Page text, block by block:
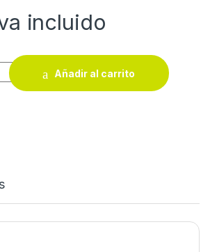
incluido
especial textil transparente 20 g quantity
Añadir al carrito